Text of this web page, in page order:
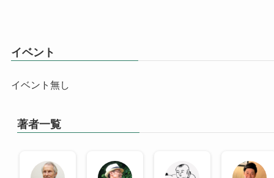
イベント
イベント無し
著者一覧